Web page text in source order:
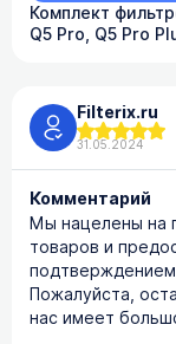
Комплект
Q5 Pro, Q5 Pro
Filterix.ru
31.05.2024
Комментарий
Мы нацелены на
товаров и
Пожалуйста,
нас имеет